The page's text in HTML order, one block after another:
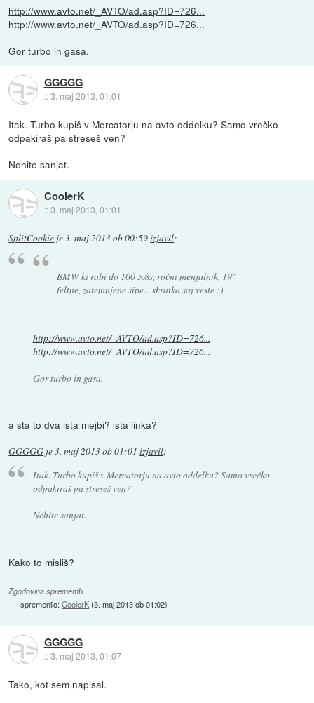
http://www.avto.net/_AVTO/ad.asp?ID=726...
http://www.avto.net/_AVTO/ad.asp?ID=726...
Gor turbo in gasa.
GGGGG
::3. maj 2013, 01:01
Itak. Turbo kupiš v Mercatorju na avto oddelku? Samo vrečko
odpakiraš pa streseš ven?
Nehite sanjat.
CoolerK
::3. maj 2013, 01:01
SplitCookie je3. maj 2013 ob 00:59izjavil:
BMW ki rabi do 100 5.8s, ročni menjalnik, 19"
feltne, zatemnjene šipe... skratka saj veste :)
http://www.avto.net/_AVTO/ad.asp?ID=726...
http://www.avto.net/_AVTO/ad.asp?ID=726...
Gor turbo in gasa.
a sta to dva ista mejbi? ista linka?
GGGGG je3. maj 2013 ob 01:01 izjavil:
Itak. Turbo kupiš v Mercatorju na avto oddelku? Samo vrečko
odpakiraš pa streseš ven?
Nehite sanjat.
Kako to misliš?
Zgodovina sprememb…
spremenilo:CoolerK(3. maj 2013 ob 01:02)
GGGGG
::3. maj 2013, 01:07
Tako, kot sem napisal.